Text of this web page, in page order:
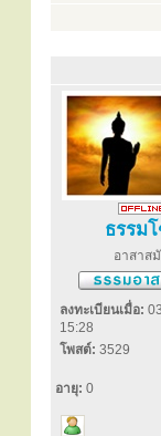
ธรรม
อาสาส
ลงทะเบียนเมื่อ:
15:28
โพสต์: 3529
อายุ: 0